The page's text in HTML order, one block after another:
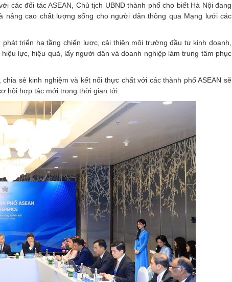
các đối tác ASEAN, Chủ tịch UBND thành phố cho biết Hà Nội đang
cao chất lượng sống cho người dân thông qua Mạng lưới các
triển hạ tầng chiến lược, cải thiện môi trường đầu tư kinh doanh,
lực, hiệu quả, lấy người dân và doanh nghiệp làm trung tâm phục
sẻ kinh nghiệm và kết nối thực chất với các thành phố ASEAN sẽ
hội hợp tác mới trong thời gian tới.